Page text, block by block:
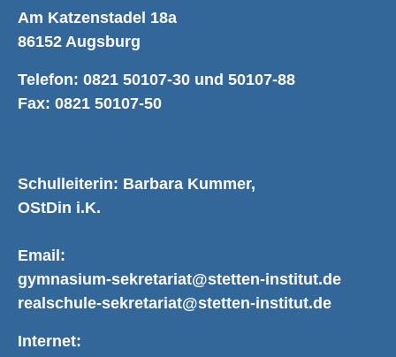
Am Katzenstadel 18a
86152 Augsburg
Telefon: 0821 50107-30 und 50107-88
Fax: 0821 50107-50
Schulleiterin: Barbara Kummer,
OStDin i.K.
Email:
gymnasium-sekretariat@stetten-institut.de
realschule-sekretariat@stetten-institut.de
Internet: